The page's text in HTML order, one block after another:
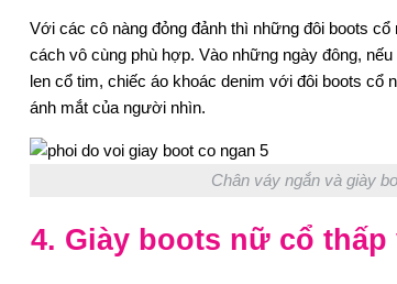
Với các cô nàng đỏng đảnh thì những đôi boots
cách vô cùng phù hợp. Vào những ngày đông,
len cổ tim, chiếc áo khoác denim với đôi boots cổ
ánh mắt của người nhìn.
Chân váy ngắn và giày
4. Giày boots nữ cổ